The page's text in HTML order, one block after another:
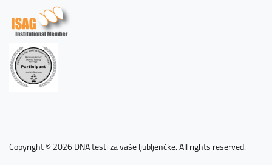
Copyright © 2026 DNA testi za vaše ljubljenčke. All rights reserved.